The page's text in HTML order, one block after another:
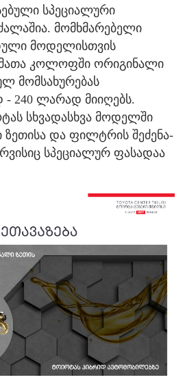
სპეციალური
მომხმარებელი
მოდელისთვის
კოლოფში ორიგინალი
მომსახურებას
240 ლარად მიიღებს.
სხვადასხვა მოდელში
ზეთისა და ფილტრის შეძენა-
სპეციალურ ფასადაა